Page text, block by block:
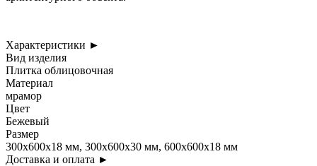
Характеристики ►
Вид изделия
Плитка облицовочная
Материал
мрамор
Цвет
Бежевый
Размер
300x600x18 мм, 300x600x30 мм, 600x600x18 мм
Доставка и оплата ►